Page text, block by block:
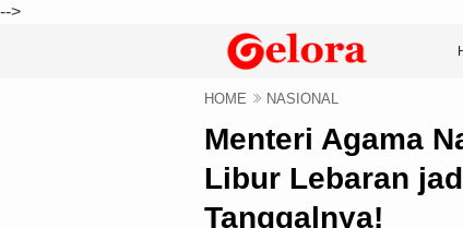
-->
HOME NASIONAL
Menteri Agama
Libur Lebaran
Tanggalnya!